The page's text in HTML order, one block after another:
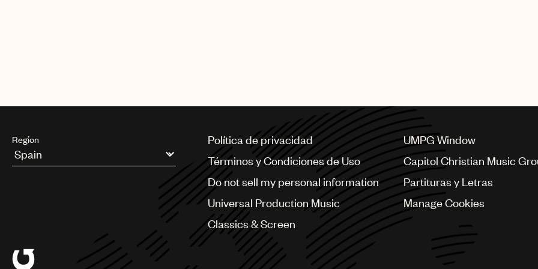
Region
Argentina
Chile
China
Política de privacidad
Términos y Condiciones de Uso
Do not sell my personal information
Universal Production Music
Classics & Screen
UMPG Window
Capitol Christian Music
Partituras y Letras
Manage Cookies